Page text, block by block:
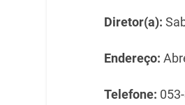
Diretor(a):
Endereço:
Telefone: